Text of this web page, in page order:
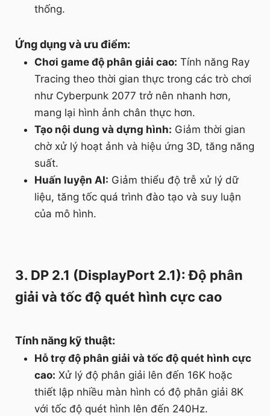
thống.
Ứng dụng và ưu điểm:
Chơi game độ phân giải cao: Tính năng Ray
Tracing theo thời gian thực trong các trò chơi
như Cyberpunk 2077 trở nên nhanh hơn,
mang lại hình ảnh chân thực hơn.
Tạo nội dung và dựng hình: Giảm thời gian
chờ xử lý hoạt ảnh và hiệu ứng 3D, tăng năng
suất.
Huấn luyện AI: Giảm thiểu độ trễ xử lý dữ
liệu, tăng tốc quá trình đào tạo và suy luận
của mô hình.
3. DP 2.1 (DisplayPort 2.1): Độ phân
giải và tốc độ quét hình cực cao
Tính năng kỹ thuật:
Hỗ trợ độ phân giải và tốc độ quét hình cực
cao: Xử lý độ phân giải lên đến 16K hoặc
thiết lập nhiều màn hình có độ phân giải 8K
với tốc độ quét hình lên đến 240Hz.